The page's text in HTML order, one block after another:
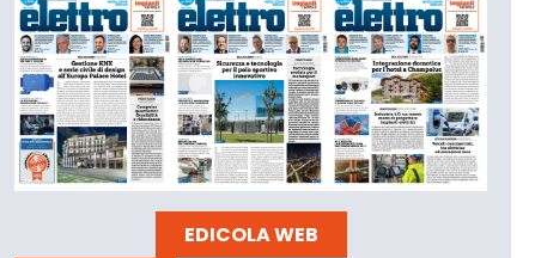
EDICOLA WEB